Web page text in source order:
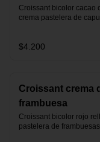
Croissant bicolor cacao
crema pastelera de
$4.200
Croissant crema
frambuesa
Croissant bicolor rojo
pastelera de